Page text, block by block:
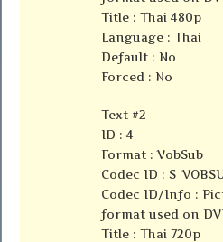
Title : Thai 480p
Language : Thai
Default : No
Forced : No
Text #2
ID : 4
Format : VobSub
Codec ID :
Codec ID/Info :
format used on
Title : Thai 720p